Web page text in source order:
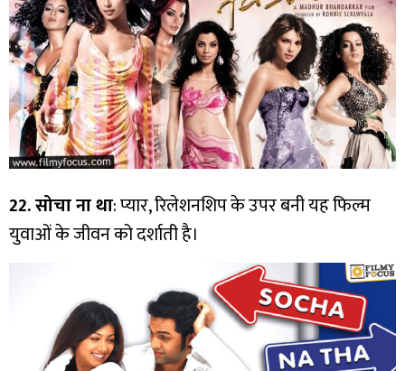
22. सोचा ना था: प्यार, रिलेशनशिप के उपर बनी यह फिल्म
युवाओं के जीवन को दर्शाती है।